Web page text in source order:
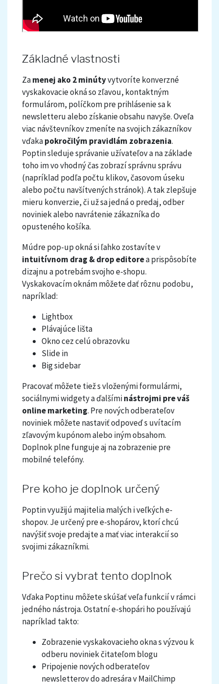
Základné vlastnosti
Zamenej ako 2 minútyvytvoríte konverzné
vyskakovacie okná so zľavou, kontaktným
formulárom, políčkom pre prihlásenie sa k
newsletteru alebo získanie obsahu navyše. Oveľa
viac návštevníkov zmeníte na svojich zákazníkov
vďakapokročilým pravidlám zobrazenia.
Poptin sleduje správanie užívateľov a na základe
toho im vo vhodný čas zobrazí správnu správu
(napríklad podľa počtu klikov, časovom úseku
alebo počtu navšítvených stránok). A tak zlepšuje
mieru konverzie, či už sa jedná o predaj, odber
noviniek alebo navrátenie zákazníka do
opusteného košíka.
Múdre pop-up okná si ľahko zostavíte v
intuitívnom drag & drop editorea prispôsobíte
dizajnu a potrebám svojho e-shopu.
Vyskakovacím oknám môžete dať rôznu podobu,
napríklad:
Lightbox
Plávajúce lišta
Okno cez celú obrazovku
Slide in
Big sidebar
Pracovať môžete tiež s vloženými formulármi,
sociálnymi widgety a ďalšíminástrojmi pre váš
online marketing. Pre nových odberateľov
noviniek môžete nastaviť odpoveď s uvítacím
zľavovým kupónom alebo iným obsahom.
Doplnok plne funguje aj na zobrazenie pre
mobilné telefóny.
Pre koho je doplnok určený
Poptin využijú majitelia malých i veľkých e-
shopov. Je určený pre e-shopárov, ktorí chcú
navýšiť svoje predajte a mať viac interakcií so
svojimi zákazníkmi.
Prečo si vybrat tento doplnok
Vďaka Poptinu môžete skúšať veľa funkcií v rámci
jedného nástroja. Ostatní e-shopári ho používajú
napríklad takto:
Zobrazenie vyskakovacieho okna s výzvou k
odberu noviniek čitateľom blogu
Pripojenie nových odberateľov
newsletterov do adresára v MailChimp